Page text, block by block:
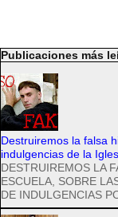
Publicaciones más
Destruiremos la falsa
indulgencias de la
DESTRUIREMOS LA
ESCUELA, SOBRE
DE INDULGENCIAS